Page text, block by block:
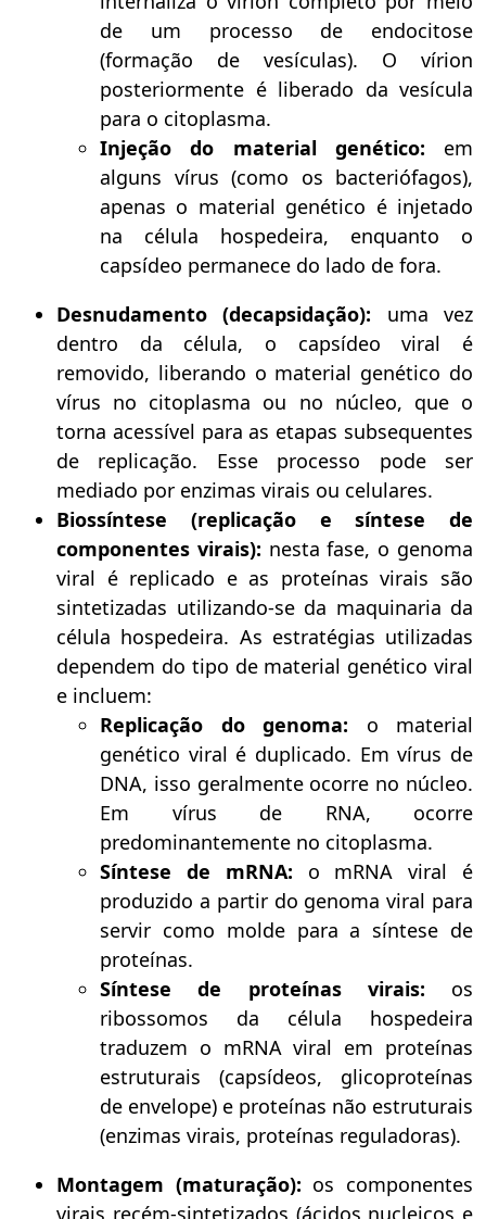
de um processo de endocitose
(formação de vesículas). O vírion
posteriormente é liberado da vesícula
para o citoplasma.
Injeção do material genético: em
alguns vírus (como os bacteriófagos),
apenas o material genético é injetado
na célula hospedeira, enquanto o
capsídeo permanece do lado de fora.
Desnudamento (decapsidação): uma vez
dentro da célula, o capsídeo viral é
removido, liberando o material genético do
vírus no citoplasma ou no núcleo, que o
torna acessível para as etapas subsequentes
de replicação. Esse processo pode ser
mediado por enzimas virais ou celulares.
Biossíntese (replicação e síntese de
componentes virais): nesta fase, o genoma
viral é replicado e as proteínas virais são
sintetizadas utilizando-se da maquinaria da
célula hospedeira. As estratégias utilizadas
dependem do tipo de material genético viral
e incluem:
Replicação do genoma: o material
genético viral é duplicado. Em vírus de
DNA, isso geralmente ocorre no núcleo.
Em vírus de RNA, ocorre
predominantemente no citoplasma.
Síntese de mRNA: o mRNA viral é
produzido a partir do genoma viral para
servir como molde para a síntese de
proteínas.
Síntese de proteínas virais: os
ribossomos da célula hospedeira
traduzem o mRNA viral em proteínas
estruturais (capsídeos, glicoproteínas
de envelope) e proteínas não estruturais
(enzimas virais, proteínas reguladoras).
Montagem (maturação): os componentes
virais recém-sintetizados (ácidos nucleicos e